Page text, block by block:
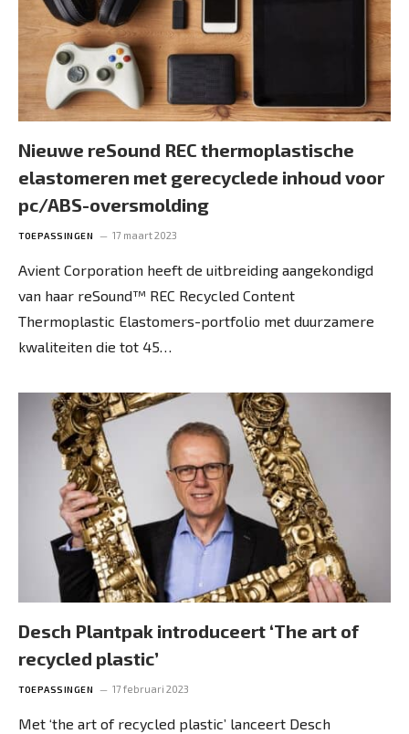
Nieuwe reSound REC thermoplastische
elastomeren met gerecyclede inhoud voor
pc/ABS-oversmolding
TOEPASSINGEN 17 maart 2023
Avient Corporation heeft de uitbreiding aangekondigd
van haar reSound™ REC Recycled Content
Thermoplastic Elastomers-portfolio met duurzamere
kwaliteiten die tot 45…
Desch Plantpak introduceert ‘The art of
recycled plastic’
TOEPASSINGEN 17 februari 2023
Met ‘the art of recycled plastic’ lanceert Desch